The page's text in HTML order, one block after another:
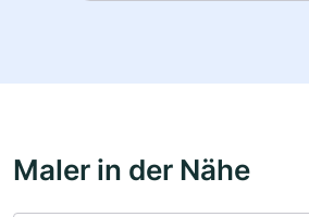
Maler in der Nähe